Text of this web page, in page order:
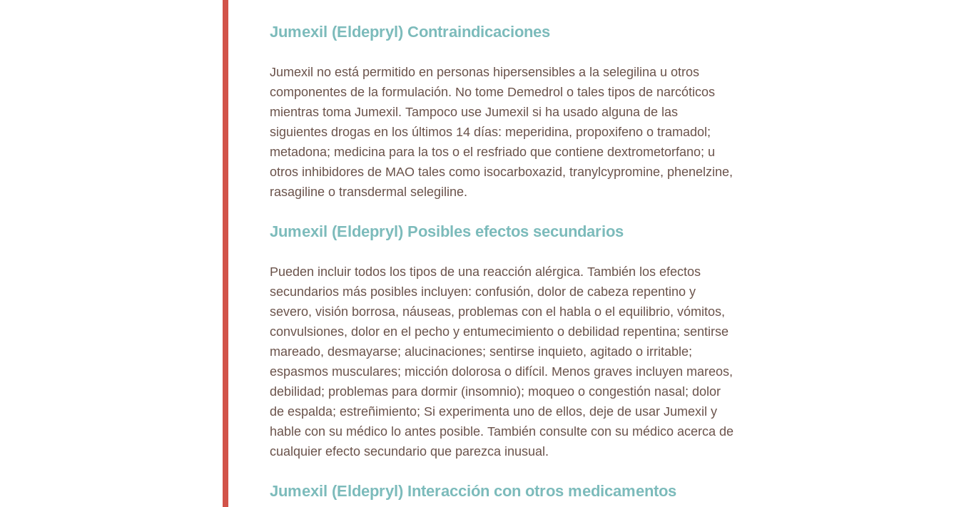
Jumexil (Eldepryl) Contraindicaciones
Jumexil no está permitido en personas hipersensibles a la selegilina u otros
componentes de la formulación. No tome Demedrol o tales tipos de narcóticos
mientras toma Jumexil. Tampoco use Jumexil si ha usado alguna de las
siguientes drogas en los últimos 14 días: meperidina, propoxifeno o tramadol;
metadona; medicina para la tos o el resfriado que contiene dextrometorfano; u
otros inhibidores de MAO tales como isocarboxazid, tranylcypromine, phenelzine,
rasagiline o transdermal selegiline.
Jumexil (Eldepryl) Posibles efectos secundarios
Pueden incluir todos los tipos de una reacción alérgica. También los efectos
secundarios más posibles incluyen: confusión, dolor de cabeza repentino y
severo, visión borrosa, náuseas, problemas con el habla o el equilibrio, vómitos,
convulsiones, dolor en el pecho y entumecimiento o debilidad repentina; sentirse
mareado, desmayarse; alucinaciones; sentirse inquieto, agitado o irritable;
espasmos musculares; micción dolorosa o difícil. Menos graves incluyen mareos,
debilidad; problemas para dormir (insomnio); moqueo o congestión nasal; dolor
de espalda; estreñimiento; Si experimenta uno de ellos, deje de usar Jumexil y
hable con su médico lo antes posible. También consulte con su médico acerca de
cualquier efecto secundario que parezca inusual.
Jumexil (Eldepryl) Interacción con otros medicamentos